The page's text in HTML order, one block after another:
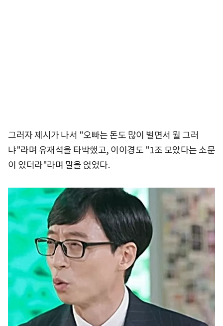
그러자 제시가 나서 "오빠는 돈도 많이 벌면서 뭘 그러
냐"라며 유재석을 타박했고, 이이경도 "1조 모았다는 소문
이 있더라"라며 말을 얹었다.